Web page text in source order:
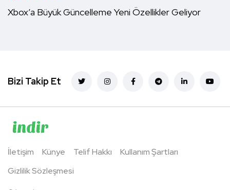
Xbox’a Büyük Güncelleme Yeni Özellikler Geliyor
Bizi Takip Et
İletişim Künye Telif Hakkı
Kullanım Şartları
Gizlilik Sözleşmesi